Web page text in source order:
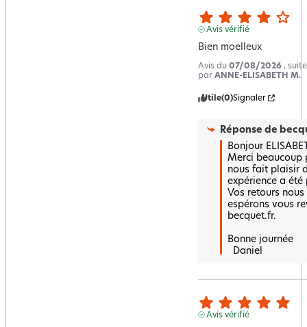
Avis vérifié
Bien moelleux
Avis du 07/08/2026 ,
par ANNE-ELISABETH M.
Utile(0)Signaler
Réponse de
Bonjour
Merci beaucoup
nous fait plaisir
expérience a
Vos retours
espérons vous
becquet.fr.
Bonne journée
  Daniel
Avis vérifié